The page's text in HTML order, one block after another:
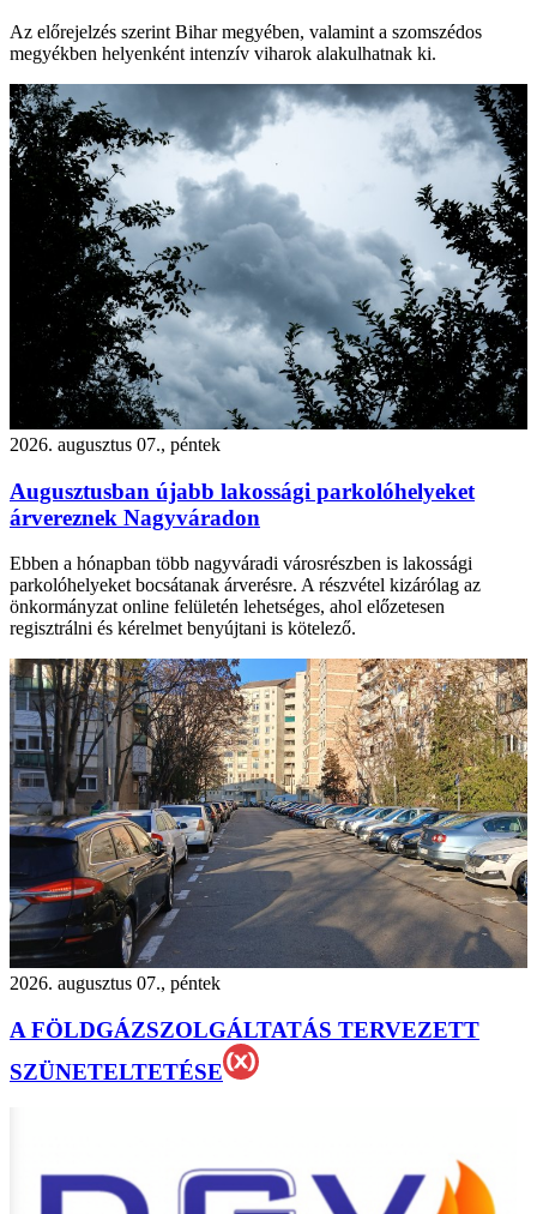
Az előrejelzés szerint Bihar megyében, valamint a szomszédos
megyékben helyenként intenzív viharok alakulhatnak ki.
2026. augusztus 07., péntek
Augusztusban újabb lakossági parkolóhelyeket
árvereznek Nagyváradon
Ebben a hónapban több nagyváradi városrészben is lakossági
parkolóhelyeket bocsátanak árverésre. A részvétel kizárólag az
önkormányzat online felületén lehetséges, ahol előzetesen
regisztrálni és kérelmet benyújtani is kötelező.
2026. augusztus 07., péntek
A FÖLDGÁZSZOLGÁLTATÁS TERVEZETT
SZÜNETELTETÉSE